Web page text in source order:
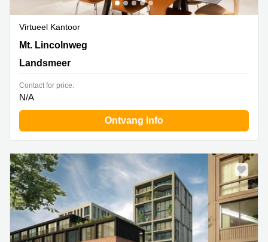
Virtueel Kantoor
Mt. Lincolnweg 38-40, Landsmeer
Mt. Lincolnweg
Landsmeer
Contact for price:
N/A
Ontvang info
Speciale aanbieding